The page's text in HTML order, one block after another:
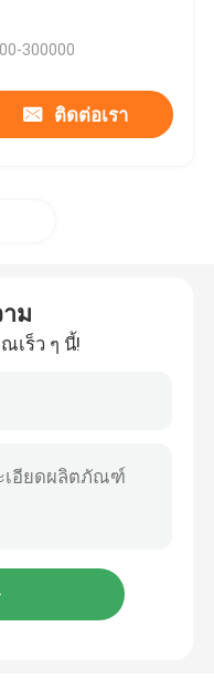
300000
ติดต่อเรา
ม
เร็ว ๆ นี้!